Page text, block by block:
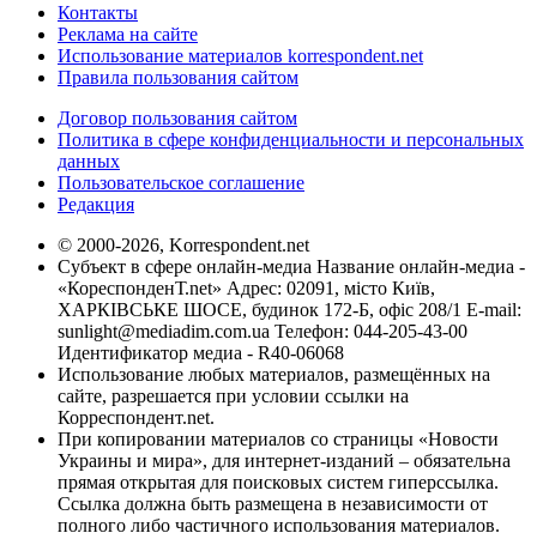
Контакты
Реклама на сайте
Использование материалов korrespondent.net
Правила пользования сайтом
Договор пользования сайтом
Политика в сфере конфиденциальности и персональных
данных
Пользовательское соглашение
Редакция
© 2000-2026, Korrespondent.net
Субъект в сфере онлайн-медиа Название онлайн-медиа -
«КореспонденТ.net» Адрес: 02091, місто Київ,
ХАРКІВСЬКЕ ШОСЕ, будинок 172-Б, офіс 208/1 E-mail:
sunlight@mediadim.com.ua Телефон: 044-205-43-00
Идентификатор медиа - R40-06068
Использование любых материалов, размещённых на
сайте, разрешается при условии ссылки на
Корреспондент.net.
При копировании материалов со страницы «Новости
Украины и мира», для интернет-изданий – обязательна
прямая открытая для поисковых систем гиперссылка.
Ссылка должна быть размещена в независимости от
полного либо частичного использования материалов.